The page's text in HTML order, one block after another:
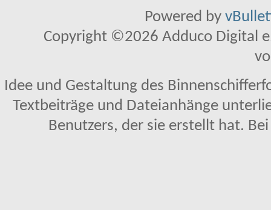
Powered by
Copyright ©2026 Adduco Digital
Idee und Gestaltung des
Textbeiträge und Dateianhänge
Benutzers, der sie erstellt hat.